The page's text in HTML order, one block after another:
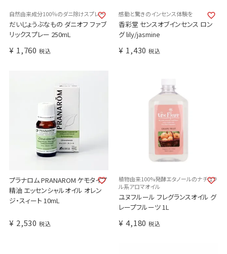
自然由来成分100％のダニ除けスプレー
だいじょうぶなもの ダニオフ ファブ
リックスプレー 250mL
¥ 1,760 税込
感動と驚きのインセンス体験を
香彩堂 センスオブインセンス ロン
グ lily/jasmine
¥ 1,430 税込
プラナロム PRANAROM ケモタイプ
精油 エッセンシャルオイル オレン
ジ・スィート 10mL
¥ 2,530 税込
植物由来100%発酵エタノールのナチュラ
ル系アロマオイル
ユヌフルール フレグランスオイル グ
レープフルーツ 1L
¥ 4,180 税込